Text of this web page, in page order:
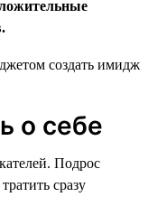
о себе
Подрос
сразу